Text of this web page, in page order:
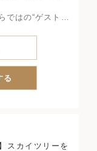
ではの“ゲストが
きるお車代特典
解消！
る
スカイツリーを